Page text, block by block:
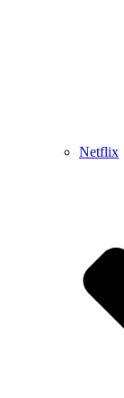
Netflix